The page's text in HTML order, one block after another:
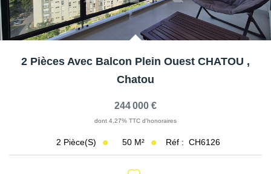
2 Pièces Avec Balcon Plein Ouest CHATOU ,
Chatou
244 000 €
dont 4,27% TTC d'honoraires
2 Pièce(s) 50 M² Réf : CH6126